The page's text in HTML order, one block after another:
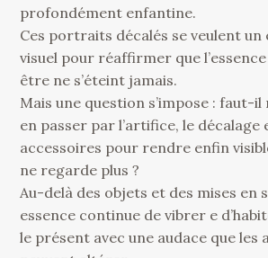
profondément enfantine.
Ces portraits décalés se veulent
visuel pour réaffirmer que l’essence
être ne s’éteint jamais.
Mais une question s’impose : faut-
en passer par l’artifice, le décalage
accessoires pour rendre enfin
ne regarde plus ?
Au-delà des objets et des mises en
essence continue de vibrer e
le présent avec une audace que les